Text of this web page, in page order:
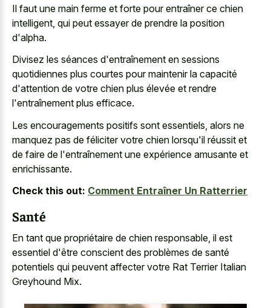
Il faut une main ferme et forte pour entraîner ce chien
intelligent, qui peut essayer de prendre la position
d'alpha.
Divisez les séances d'entraînement en sessions
quotidiennes plus courtes pour maintenir la capacité
d'attention de votre chien plus élevée et rendre
l'entraînement plus efficace.
Les encouragements positifs sont essentiels, alors ne
manquez pas de féliciter votre chien lorsqu'il réussit et
de faire de l'entraînement une expérience amusante et
enrichissante.
Check this out: Comment Entraîner Un Ratterrier
Santé
En tant que propriétaire de chien responsable, il est
essentiel d'être conscient des problèmes de santé
potentiels qui peuvent affecter votre Rat Terrier Italian
Greyhound Mix.